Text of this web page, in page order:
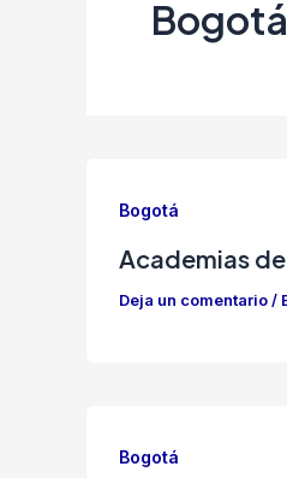
Bogotá
Bogotá
Academias
Deja un comentario/
Bogotá